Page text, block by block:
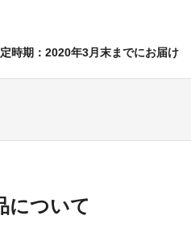
時期：2020年3月末までにお届け
について